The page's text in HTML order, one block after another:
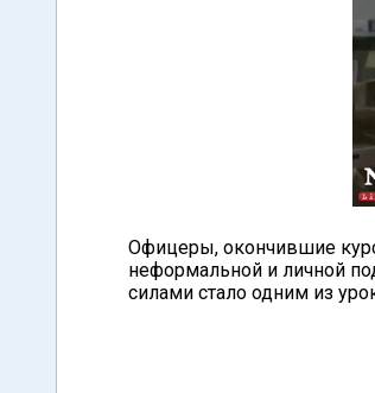
Офицеры, окончившие
неформальной и личной
силами стало одним из